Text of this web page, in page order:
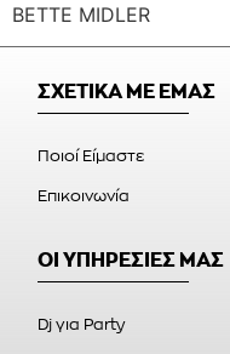
BETTE MIDLER
ΣΧΕΤΙΚΑ ΜΕ ΕΜΑΣ
Ποιοί Είμαστε
Επικοινωνία
ΟΙ ΥΠΗΡΕΣΙΕΣ ΜΑΣ
Dj για Party